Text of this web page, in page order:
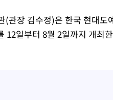
(관장 김수정)은 한국 현대
12일부터 8월 2일까지 개최